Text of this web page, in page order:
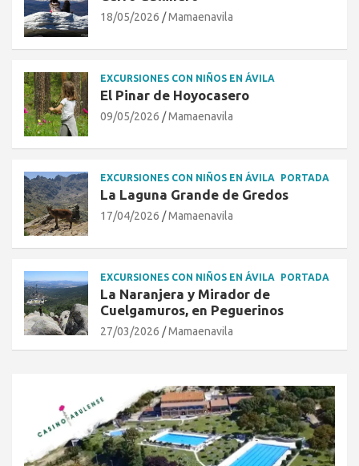
18/05/2026 Mamaenavila
EXCURSIONES CON NIÑOS EN ÁVILA
El Pinar de Hoyocasero
09/05/2026 Mamaenavila
EXCURSIONES CON NIÑOS EN ÁVILA PORTADA
La Laguna Grande de Gredos
17/04/2026 Mamaenavila
EXCURSIONES CON NIÑOS EN ÁVILA PORTADA
La Naranjera y Mirador de
Cuelgamuros, en Peguerinos
27/03/2026 Mamaenavila